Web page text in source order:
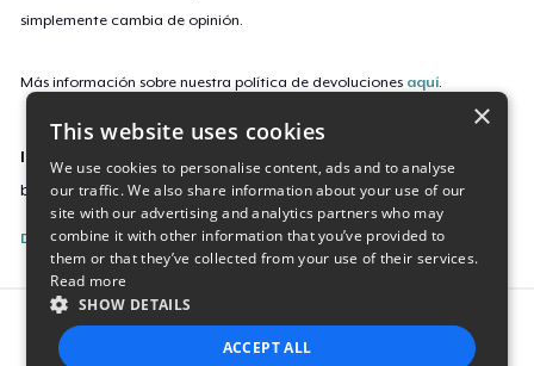
simplemente cambia de opinión.
Más información sobre nuestra política de devoluciones aquí.
ID de campaña
blazing-aos-logo-mug
Denunciar esta listing
Report this product
×
This website uses cookies
We use cookies to personalise content, ads and to analyse
our traffic. We also share information about your use of our
site with our advertising and analytics partners who may
combine it with other information that you’ve provided to
them or that they’ve collected from your use of their services.
Read more
SHOW DETAILS
ACCEPT ALL